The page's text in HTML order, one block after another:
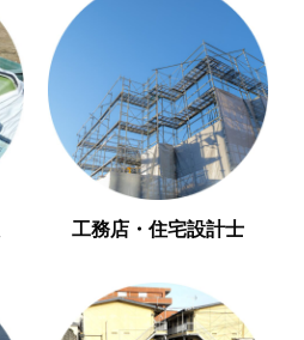
工務店・住宅設計士